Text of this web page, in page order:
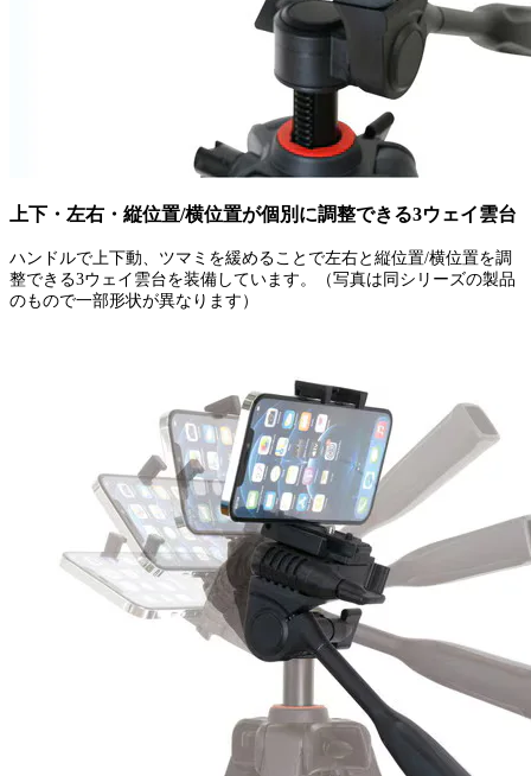
上下・左右・縦位置/横位置が個別に調整できる3ウェイ雲台
ハンドルで上下動、ツマミを緩めることで左右と縦位置/横位置を調
整できる3ウェイ雲台を装備しています。（写真は同シリーズの製品
のもので一部形状が異なります）